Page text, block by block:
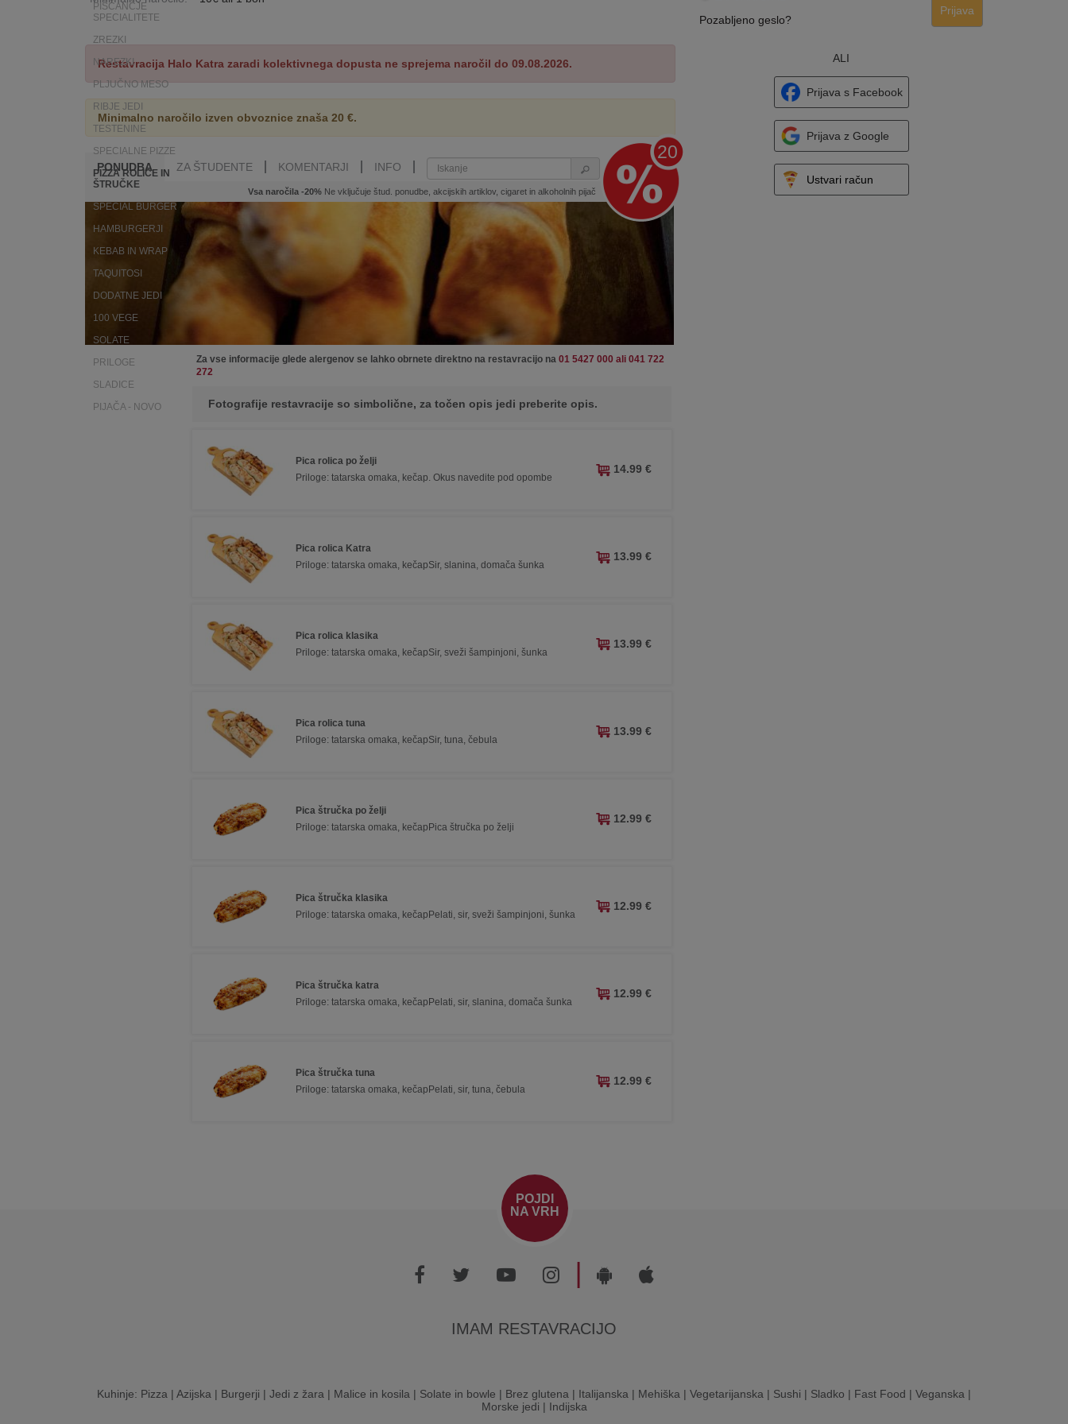
Restavracija Halo Katra zaradi kolektivnega dopusta ne sprejema naročil do 09.08.2026.
Minimalno naročilo izven obvoznice znaša 20 €.
20
PONUDBA ZA ŠTUDENTE KOMENTARJI INFO
Vsa naročila -20% Ne vključuje štud. ponudbe, akcijskih artiklov, cigaret in alkoholnih pijač
PIŠČANČJE
SPECIALITETE
ZREZKI
NAREZKI
PLJUČNO MESO
RIBJE JEDI
TESTENINE
SPECIALNE PIZZE
PIZZA ROLICE IN
ŠTRUČKE
SPECIAL BURGER
HAMBURGERJI
KEBAB IN WRAP
TAQUITOSI
DODATNE JEDI
100 VEGE
SOLATE
PRILOGE
SLADICE
PIJAČA - NOVO
Za vse informacije glede alergenov se lahko obrnete direktno na restavracijo na 01 5427 000 ali 041 722
272
Fotografije restavracije so simbolične, za točen opis jedi preberite opis.
Pica rolica po želji
Priloge: tatarska omaka, kečap. Okus navedite pod opombe
14.99 €
Pica rolica Katra
Priloge: tatarska omaka, kečapSir, slanina, domača šunka
13.99 €
Pica rolica klasika
Priloge: tatarska omaka, kečapSir, sveži šampinjoni, šunka
13.99 €
Pica rolica tuna
Priloge: tatarska omaka, kečapSir, tuna, čebula
13.99 €
Pica štručka po želji
Priloge: tatarska omaka, kečapPica štručka po želji
12.99 €
Pica štručka klasika
Priloge: tatarska omaka, kečapPelati, sir, sveži šampinjoni, šunka
12.99 €
Pica štručka katra
Priloge: tatarska omaka, kečapPelati, sir, slanina, domača šunka
12.99 €
Pica štručka tuna
Priloge: tatarska omaka, kečapPelati, sir, tuna, čebula
12.99 €
Pozabljeno geslo?
Prijava
ALI
Prijava s Facebook
Prijava z Google
Ustvari račun
POJDI
NA VRH
|
IMAM RESTAVRACIJO
Kuhinje: Pizza | Azijska | Burgerji | Jedi z žara | Malice in kosila | Solate in bowle | Brez glutena | Italijanska | Mehiška | Vegetarijanska | Sushi | Sladko | Fast Food | Veganska |
Morske jedi | Indijska